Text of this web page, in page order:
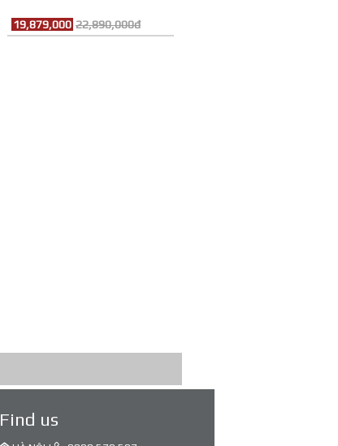
19,879,000 22,890,000đ
Find us